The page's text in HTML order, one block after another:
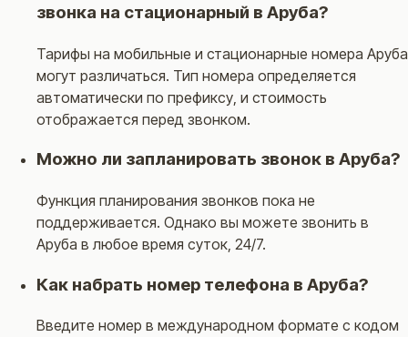
звонка на стационарный в Аруба?
Тарифы на мобильные и стационарные номера Аруба
могут различаться. Тип номера определяется
автоматически по префиксу, и стоимость
отображается перед звонком.
Можно ли запланировать звонок в Аруба?
Функция планирования звонков пока не
поддерживается. Однако вы можете звонить в
Аруба в любое время суток, 24/7.
Как набрать номер телефона в Аруба?
Введите номер в международном формате с кодом